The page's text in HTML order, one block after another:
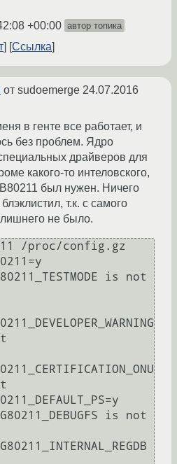
+00:00 автор топика
Ссылка
от sudoemerge 24.07.2016
в генте все работает, и
без проблем. Ядро
драйверов для
какого-то интеловского,
был нужен. Ничего
т.к. с самого
не было.
/proc/config.gz
is not
is not